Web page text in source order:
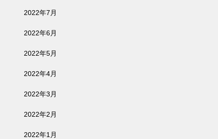
2022年7月
2022年6月
2022年5月
2022年4月
2022年3月
2022年2月
2022年1月